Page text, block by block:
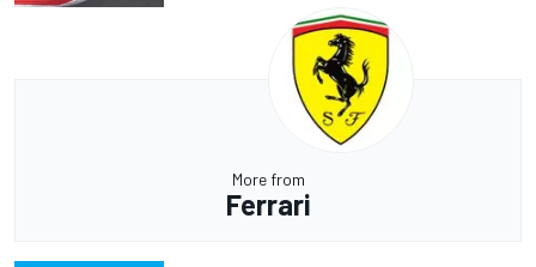
More from
Ferrari